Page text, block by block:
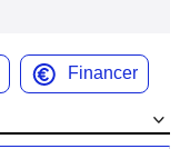
Financer